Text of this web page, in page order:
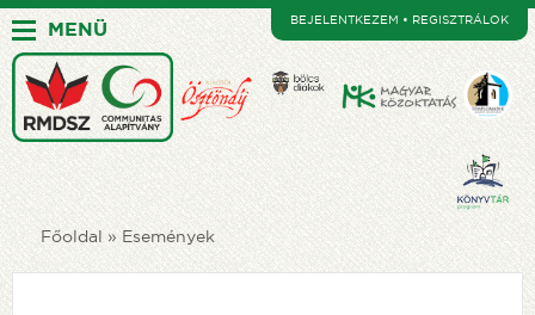
MENÜ BEJELENTKEZEM • REGISZTRÁLOK
Főoldal Események